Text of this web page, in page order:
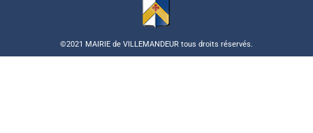
©2021 MAIRIE de VILLEMANDEUR tous droits réservés.